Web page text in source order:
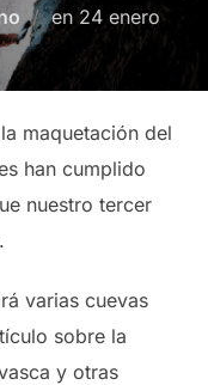
en Publicado
24 enero
maquetación del
han cumplido
nuestro tercer
varias cuevas
sobre la
y otras